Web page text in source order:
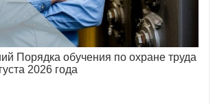
Порядка обучения по охране труда
2026 года